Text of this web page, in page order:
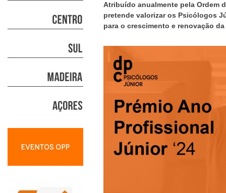
Atribuído anualmente pela Ordem
pretende valorizar os Psicólogos
para o crescimento e renovação